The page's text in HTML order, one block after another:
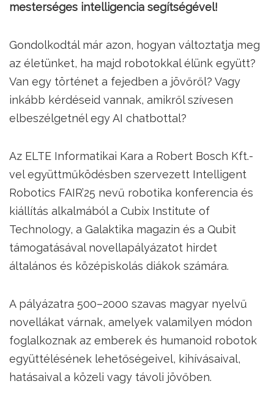
mesterséges intelligencia segítségével!
Gondolkodtál már azon, hogyan változtatja meg
az életünket, ha majd robotokkal élünk együtt?
Van egy történet a fejedben a jövőről? Vagy
inkább kérdéseid vannak, amikről szívesen
elbeszélgetnél egy AI chatbottal?
Az ELTE Informatikai Kara a Robert Bosch Kft.-
vel együttműködésben szervezett Intelligent
Robotics FAIR’25 nevű robotika konferencia és
kiállítás alkalmából a Cubix Institute of
Technology, a Galaktika magazin és a Qubit
támogatásával novellapályázatot hirdet
általános és középiskolás diákok számára.
A pályázatra 500–2000 szavas magyar nyelvű
novellákat várnak, amelyek valamilyen módon
foglalkoznak az emberek és humanoid robotok
együttélésének lehetőségeivel, kihívásaival,
hatásaival a közeli vagy távoli jövőben.